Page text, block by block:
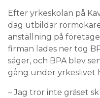
Efter yrkeskolan på
dag utbildar
anställning på
firman lades ner tog
säger, och BPA blev
gång under yrkeslivet
– Jag tror inte gräset